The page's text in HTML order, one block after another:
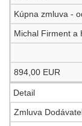
Kúpna zmluva -
Michal Firment a
894,00 EUR
Detail
Zmluva